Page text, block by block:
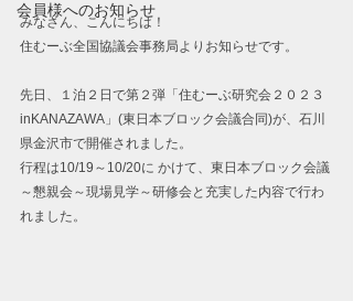
会員様へのお知らせ
みなさん、こんにちは！
住むーぶ全国協議会事務局よりお知らせです。
先日、１泊２日で第２弾「住むーぶ研究会２０２３
inKANAZAWA」(東日本ブロック会議合同)が、石川
県金沢市で開催されました。
行程は10/19～10/20に かけて、東日本ブロック会議
～懇親会～現場見学～研修会と充実した内容で行わ
れました。